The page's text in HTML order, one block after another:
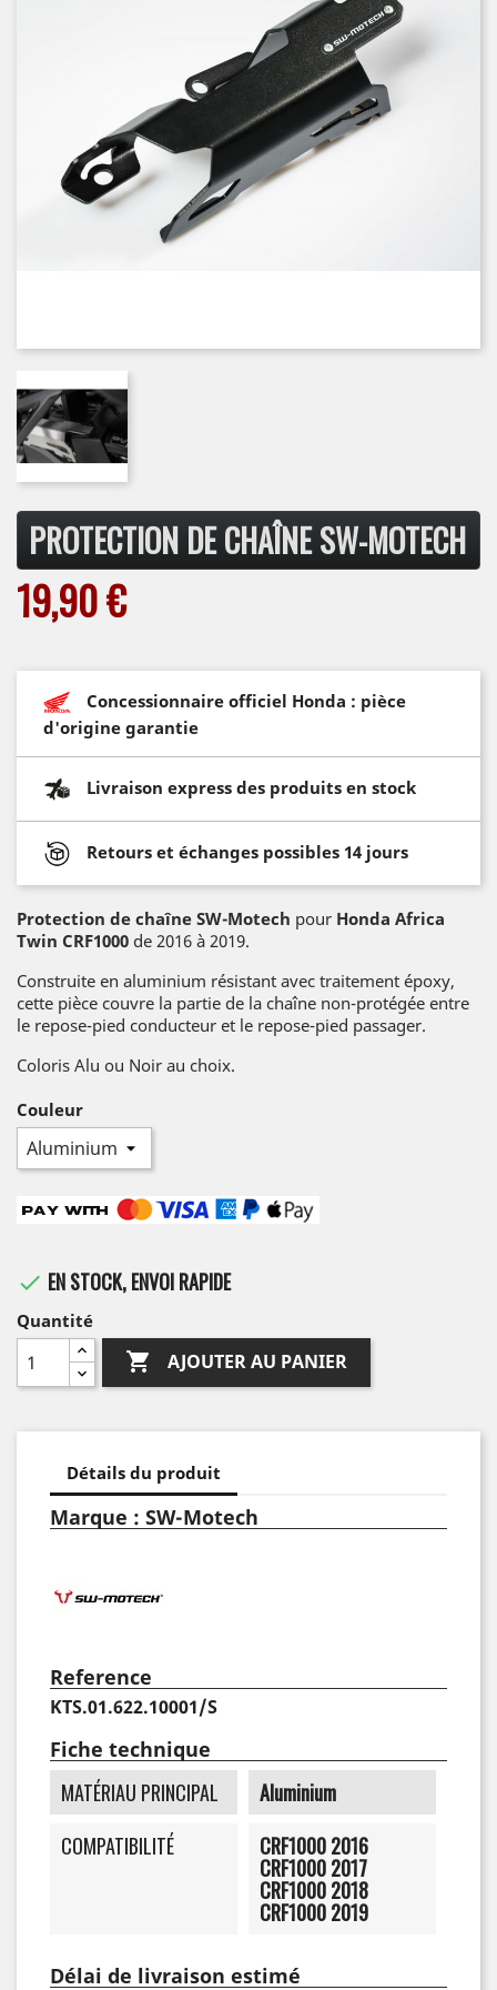
PROTECTION DE CHAÎNE SW-MOTECH
19,90 €
Concessionnaire officiel Honda : pièce
d'origine garantie
Livraison express des produits en stock
Retours et échanges possibles 14 jours
Protection de chaîne SW-Motech pour Honda Africa
Twin CRF1000 de 2016 à 2019.
Construite en aluminium résistant avec traitement époxy,
cette pièce couvre la partie de la chaîne non-protégée entre
le repose-pied conducteur et le repose-pied passager.
Coloris Alu ou Noir au choix.
Couleur
 EN STOCK, ENVOI RAPIDE
Quantité
 AJOUTER AU PANIER
Détails du produit
Marque : SW-Motech
Reference
KTS.01.622.10001/S
Fiche technique
MATÉRIAU PRINCIPAL
Aluminium
COMPATIBILITÉ
CRF1000 2016
CRF1000 2017
CRF1000 2018
CRF1000 2019
Délai de livraison estimé